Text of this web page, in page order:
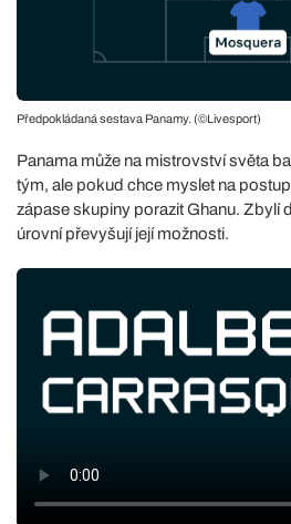
Předpokládaná sestava Panamy. (©Livesport)
Panama může na mistrovství světa
tým, ale pokud chce myslet na
zápase skupiny porazit Ghanu. Zbylí
úrovní převyšují její možnosti.